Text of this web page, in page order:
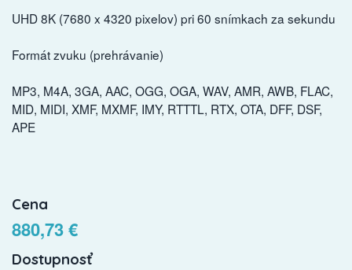
UHD 8K (7680 x 4320 pixelov) pri 60 snímkach za sekundu
Formát zvuku (prehrávanie)
MP3, M4A, 3GA, AAC, OGG, OGA, WAV, AMR, AWB, FLAC,
MID, MIDI, XMF, MXMF, IMY, RTTTL, RTX, OTA, DFF, DSF,
APE
Cena
880,73 €
Dostupnosť